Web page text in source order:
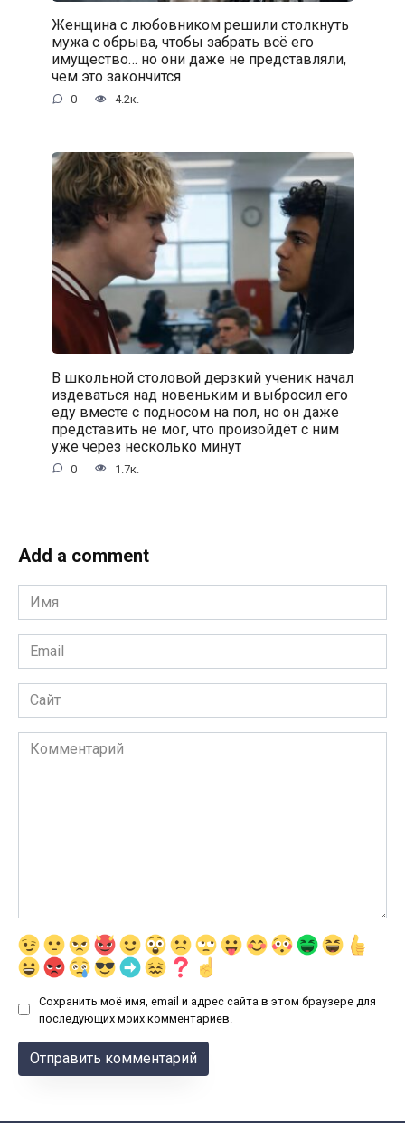
Женщина с любовником решили столкнуть
мужа с обрыва, чтобы забрать всё его
имущество… но они даже не представляли,
чем это закончится
0 4.2к.
В школьной столовой дерзкий ученик начал
издеваться над новеньким и выбросил его
еду вместе с подносом на пол, но он даже
представить не мог, что произойдёт с ним
уже через несколько минут
0 1.7к.
Add a comment
Имя
*
Email
*
Сайт
Комментарий
Сохранить моё имя, email и адрес сайта в этом браузере для
последующих моих комментариев.